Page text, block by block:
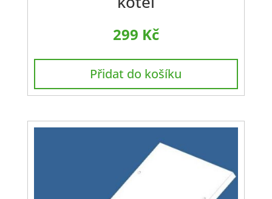
299 Kč
Přidat do košíku